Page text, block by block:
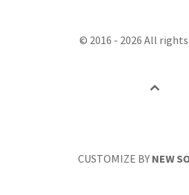
© 2016 - 2026 All
CUSTOMIZE BY NEW